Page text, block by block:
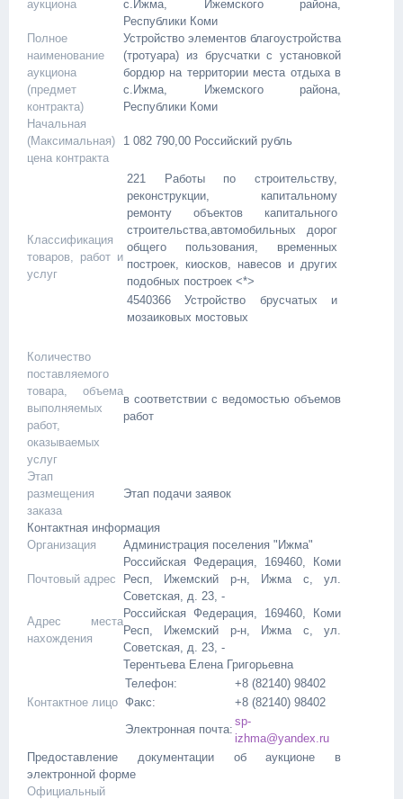
аукциона
с. Ижма, Ижемского района,
Республики Коми
Полное
наименование
аукциона
(предмет
контракта)
Устройство элементов благоустройства
(тротуара) из брусчатки с установкой
бордюр на территории места отдыха в
с. Ижма, Ижемского района,
Республики Коми
Начальная
(Максимальная)
цена контракта
1 082 790,00 Российский рубль
Классификация
товаров, работ и
услуг
221 Работы по строительству,
реконструкции, капитальному
ремонту объектов капитального
строительства,автомобильных дорог
общего пользования, временных
построек, киосков, навесов и других
подобных построек <*>
4540366 Устройство брусчатых и
мозаиковых мостовых
Количество
поставляемого
товара, объема
выполняемых
работ,
оказываемых
услуг
в соответствии с ведомостью объемов
работ
Этап
размещения
заказа
Этап подачи заявок
Контактная информация
Организация
Администрация поселения "Ижма"
Почтовый адрес
Российская Федерация, 169460, Коми
Респ, Ижемский р-н, Ижма с, ул.
Советская, д. 23, -
Адрес места
нахождения
Российская Федерация, 169460, Коми
Респ, Ижемский р-н, Ижма с, ул.
Советская, д. 23, -
Контактное лицо
Терентьева Елена Григорьевна
Телефон:
+8 (82140) 98402
Факс:
+8 (82140) 98402
Электронная почта:
sp-
izhma@yandex.ru
Предоставление документации об аукционе в
электронной форме
Официальный